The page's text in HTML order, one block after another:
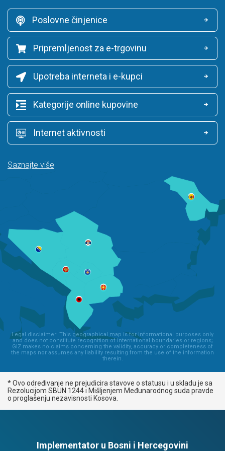
Legal disclaimer: This geographical map is for informational purposes only
and does not constitute recognition of international boundaries or regions;
GIZ makes no claims concerning the validity, accuracy or completeness of
the maps nor assumes any liability resulting from the use of the information
therein.
Poslovne činjenice
Pripremljenost za e-trgovinu
Upotreba interneta i e-kupci
Kategorije online kupovine
Internet aktivnosti
Saznajte više
* Ovo određivanje ne prejudicira stavove o statusu i u skladu je sa
Rezolucijom SBUN 1244 i Mišljenjem Međunarodnog suda pravde
o proglašenju nezavisnosti Kosova.
Implementator u Bosni i Hercegovini